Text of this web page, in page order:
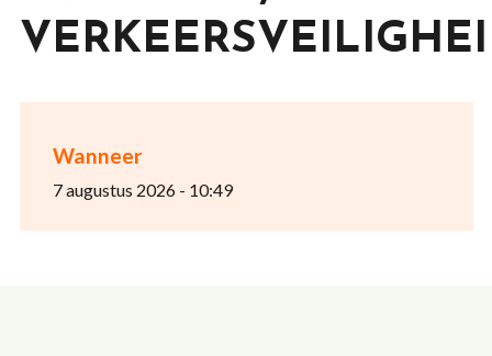
Wanneer
7 augustus 2026 - 10:49